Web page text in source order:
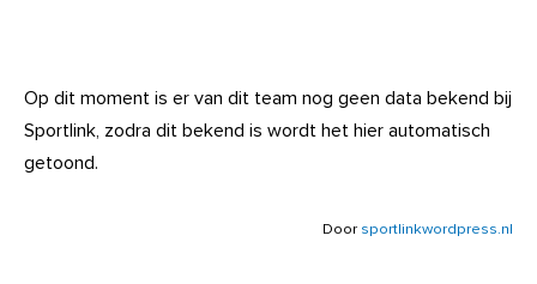
Op dit moment is er van dit team nog geen data bekend bij
Sportlink, zodra dit bekend is wordt het hier automatisch
getoond.
Door sportlinkwordpress.nl